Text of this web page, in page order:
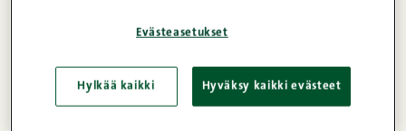
Evästeasetukset
Hylkää kaikki Hyväksy kaikki evästeet